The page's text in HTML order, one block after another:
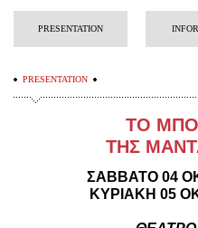
Search
Sign up/Sign
Search your
Information
PRESENTATION
PRESENTATION
ΤΟ
ΤΗΣ
ΣΑΒΒΑΤΟ 04
ΚΥΡΙΑΚΗ 05